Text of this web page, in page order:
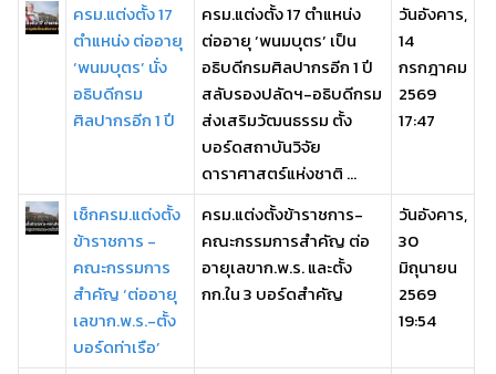
ครม.แต่งตั้ง 17
ตำแหน่ง ต่ออายุ
‘พนมบุตร’ นั่ง
อธิบดีกรม
ศิลปากรอีก 1 ปี
ครม.แต่งตั้ง 17 ตำแหน่ง
ต่ออายุ ‘พนมบุตร’ เป็น
อธิบดีกรมศิลปากรอีก 1 ปี
สลับรองปลัดฯ-อธิบดีกรม
ส่งเสริมวัฒนธรรม ตั้ง
บอร์ดสถาบันวิจัย
ดาราศาสตร์แห่งชาติ ...
วันอังคาร,
14
กรกฎาคม
2569
17:47
เช็กครม.แต่งตั้ง
ข้าราชการ -
คณะกรรมการ
สำคัญ ‘ต่ออายุ
เลขาก.พ.ร.-ตั้ง
บอร์ดท่าเรือ’
ครม.แต่งตั้งข้าราชการ-
คณะกรรมการสำคัญ ต่อ
อายุเลขาก.พ.ร. และตั้ง
กก.ใน 3 บอร์ดสำคัญ
วันอังคาร,
30
มิถุนายน
2569
19:54